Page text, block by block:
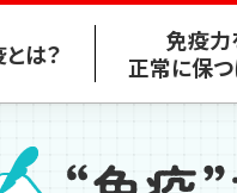
は？
免疫のしくみと 免
免疫力
正常に保つ
食事で免疫力を高
とは？ 乳酸菌 L.